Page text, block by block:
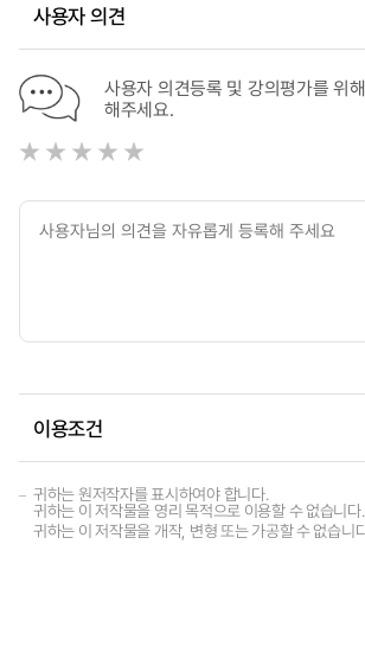
사용자 의견
사용자 의견등록 및 강의평가를 위
해주세요.
이용조건
귀하는 원저작자를 표시하여야 합니다.
귀하는 이 저작물을 영리 목적으로 이용할 수 없습니다.
귀하는 이 저작물을 개작, 변형 또는 가공할 수 없습니